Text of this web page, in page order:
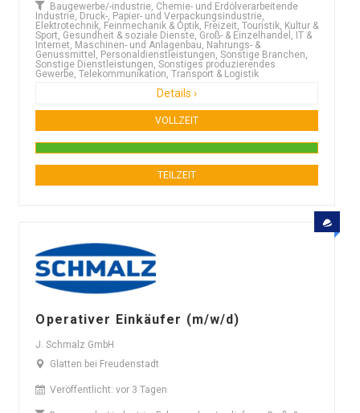
Baugewerbe/-industrie, Chemie- und Erdölverarbeitende
Industrie, Druck-, Papier- und Verpackungsindustrie,
Elektrotechnik, Feinmechanik & Optik, Freizeit, Touristik, Kultur &
Sport, Gesundheit & soziale Dienste, Groß- & Einzelhandel, IT &
Internet, Maschinen- und Anlagenbau, Nahrungs- &
Genussmittel, Personaldienstleistungen, Sonstige Branchen,
Sonstige Dienstleistungen, Sonstiges produzierendes
Gewerbe, Telekommunikation, Transport & Logistik
Details ›
VOLLZEIT
TEILZEIT
Operativer Einkäufer (m/w/d)
J. Schmalz GmbH
Glatten bei Freudenstadt
Veröffentlicht: vor 3 Tagen